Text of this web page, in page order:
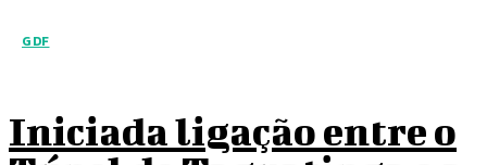
GDF
Iniciada ligação entre o